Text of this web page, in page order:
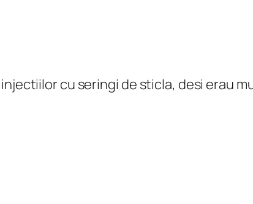
cu seringi de sticla, desi erau